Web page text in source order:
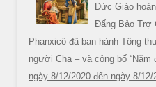
Đức Giáo
Đấng Bảo Trợ
Phanxicô đã ban hành Tông
người Cha – và công bố “Năm
ngày 8/12/2020 đến ngày 8/12/